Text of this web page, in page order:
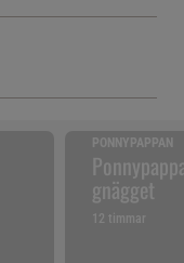
PONNYPAPPAN
gnägget
12 timmar